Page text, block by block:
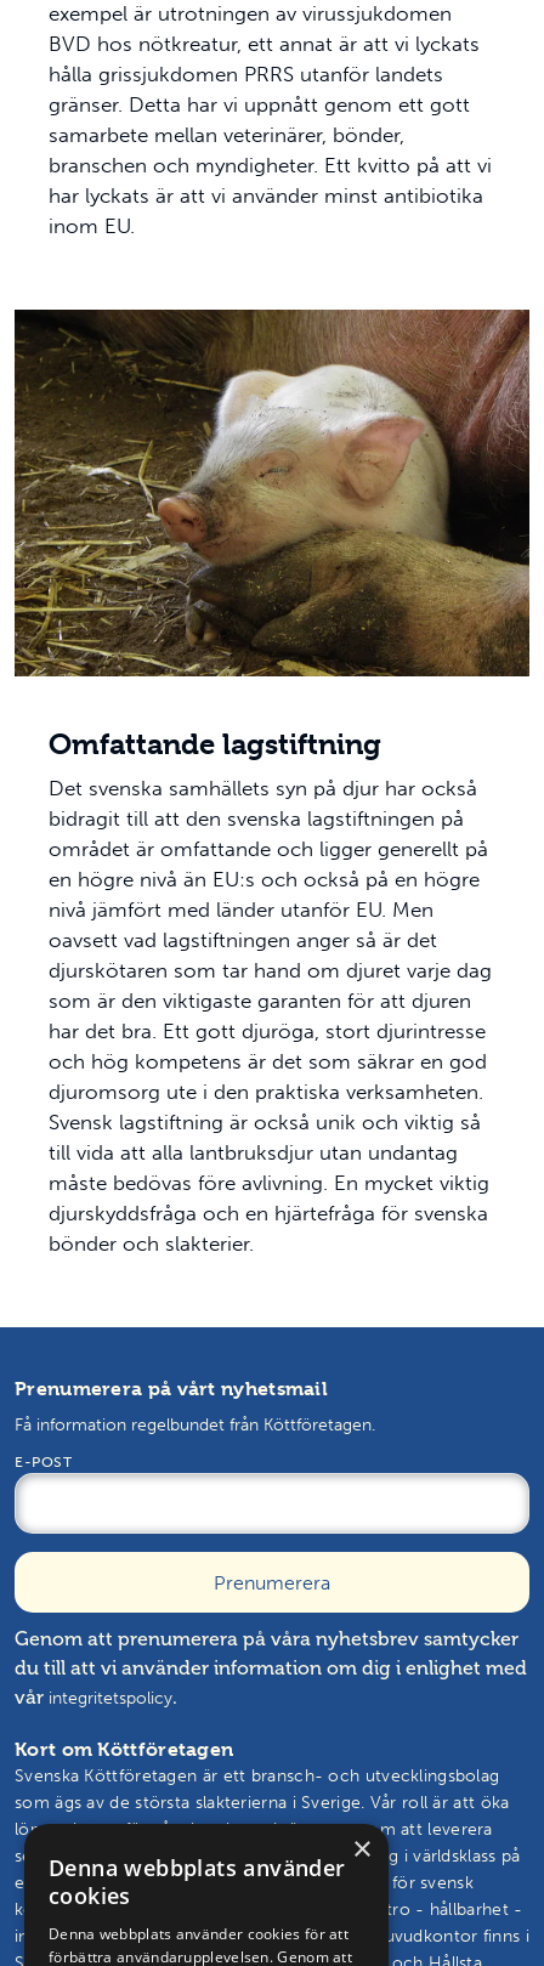
exempel är utrotningen av virussjukdomen
BVD hos nötkreatur, ett annat är att vi lyckats
hålla grissjukdomen PRRS utanför landets
gränser. Detta har vi uppnått genom ett gott
samarbete mellan veterinärer, bönder,
branschen och myndigheter. Ett kvitto på att vi
har lyckats är att vi använder minst antibiotika
inom EU.
Omfattande lagstiftning
Det svenska samhällets syn på djur har också
bidragit till att den svenska lagstiftningen på
området är omfattande och ligger generellt på
en högre nivå än EU:s och också på en högre
nivå jämfört med länder utanför EU. Men
oavsett vad lagstiftningen anger så är det
djurskötaren som tar hand om djuret varje dag
som är den viktigaste garanten för att djuren
har det bra. Ett gott djuröga, stort djurintresse
och hög kompetens är det som säkrar en god
djuromsorg ute i den praktiska verksamheten.
Svensk lagstiftning är också unik och viktig så
till vida att alla lantbruksdjur utan undantag
måste bedövas före avlivning. En mycket viktig
djurskyddsfråga och en hjärtefråga för svenska
bönder och slakterier.
Prenumerera på vårt nyhetsmail
Få information regelbundet från Köttföretagen.
E-POST
Genom att prenumerera på våra nyhetsbrev samtycker
du till att vi använder information om dig i enlighet med
vår integritetspolicy.
Kort om Köttföretagen
Svenska Köttföretagen är ett bransch- och utvecklingsbolag
som ägs av de största slakterierna i Sverige. Vår roll är att öka
lönsamheten för våra kunder och ägare genom att leverera
semin, livdjur, rådgivning och branschutveckling i världsklass på
ett effektivt sätt. Vårt mål är att vända trenden för svensk
köttproduktion. Vi skapar och står för framtidstro - hållbarhet -
innovation – glädje. Svenska Köttföretagens huvudkontor finns i
×
Denna webbplats använder
cookies
Denna webbplats använder cookies för att
förbättra användarupplevelsen. Genom att